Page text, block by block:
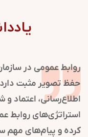
روابط عمومی در
حفظ تصویر مثبت دارد.
اطلاع‌رسانی، اعتماد
استراتژی‌های روابط
کرده و پیام‌های مهم